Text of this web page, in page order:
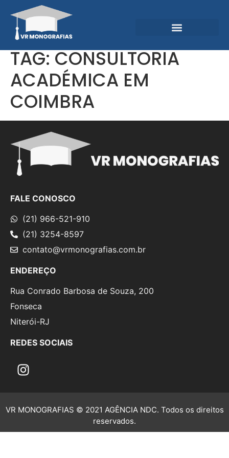
TAG:CONSULTORIA
ACADÉMICA EM
COIMBRA
FALE CONOSCO
(21) 966-521-910
(21) 3254-8597
contato@vrmonografias.com.br
ENDEREÇO
Rua Conrado Barbosa de Souza, 200
Fonseca
Niterói-RJ
REDES SOCIAIS
VR MONOGRAFIAS © 2021 AGÊNCIA NDC. Todos os direitos
reservados.